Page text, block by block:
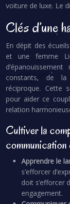
voiture de luxe. Le
Clés d’une
En dépit des
et une femme
constants, de la
réciproque. Cette
pour aider ce
relation
Cultiver la
Apprendre le
s’efforcer
doit s’efforcer
engagement.